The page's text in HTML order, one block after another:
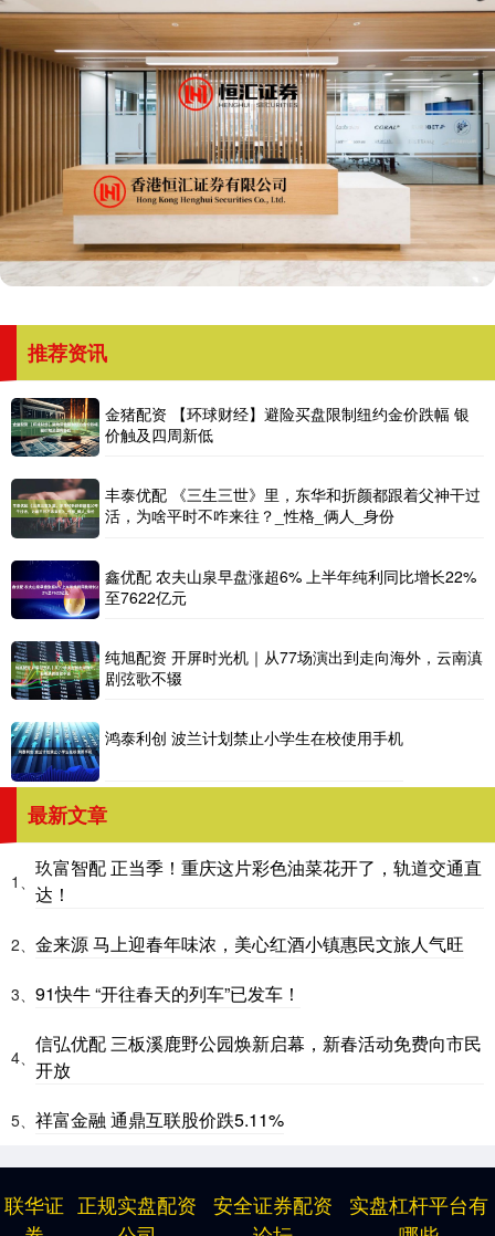
推荐资讯
金猪配资 【环球财经】避险买盘限制纽约金价跌幅 银
价触及四周新低
丰泰优配 《三生三世》里，东华和折颜都跟着父神干过
活，为啥平时不咋来往？_性格_俩人_身份
鑫优配 农夫山泉早盘涨超6% 上半年纯利同比增长22%
至7622亿元
纯旭配资 开屏时光机｜从77场演出到走向海外，云南滇
剧弦歌不辍
鸿泰利创 波兰计划禁止小学生在校使用手机
最新文章
1、
玖富智配 正当季！重庆这片彩色油菜花开了，轨道交通直
达！
2、 金来源 马上迎春年味浓，美心红酒小镇惠民文旅人气旺
3、 91快牛 “开往春天的列车”已发车！
4、
信弘优配 三板溪鹿野公园焕新启幕，新春活动免费向市民
开放
5、 祥富金融 通鼎互联股价跌5.11%
联华证 正规实盘配资
安全证券配资
实盘杠杆平台有